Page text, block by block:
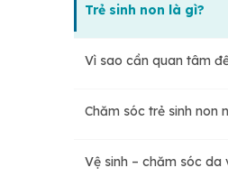
Trẻ sinh non là gì?
Vì sao cần quan tâm
Chăm sóc trẻ sinh non
Giữ ấm cho trẻ đúng
Vệ sinh – chăm sóc da